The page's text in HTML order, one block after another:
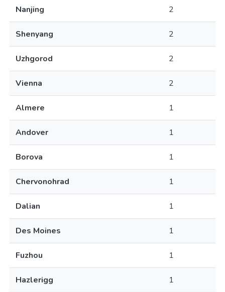
Nanjing 2
Shenyang 2
Uzhgorod 2
Vienna 2
Almere 1
Andover 1
Borova 1
Chervonohrad 1
Dalian 1
Des Moines 1
Fuzhou 1
Hazlerigg 1